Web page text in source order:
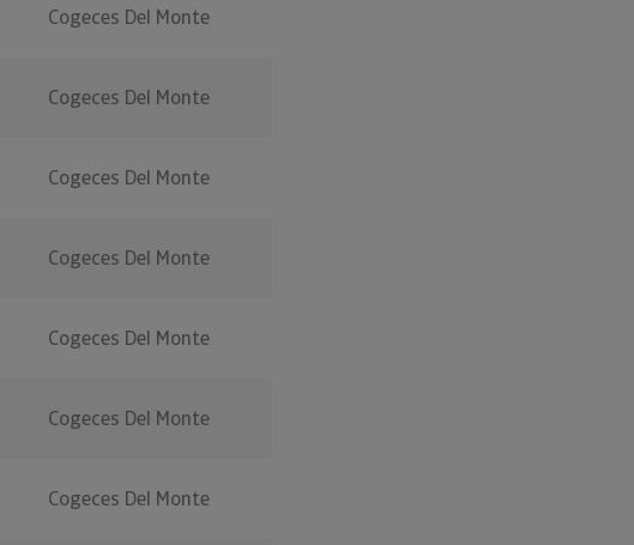
Cogeces Del Monte
Cogeces Del Monte
Cogeces Del Monte
Cogeces Del Monte
Cogeces Del Monte
Cogeces Del Monte
Cogeces Del Monte